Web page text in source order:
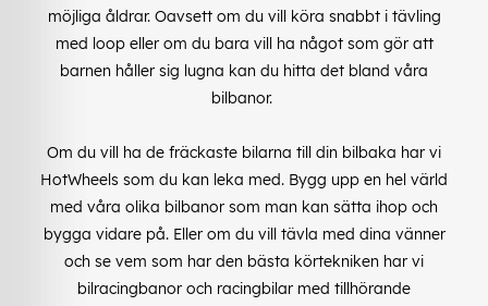
möjliga åldrar. Oavsett om du vill köra snabbt i tävling
med loop eller om du bara vill ha något som gör att
barnen håller sig lugna kan du hitta det bland våra
bilbanor.
Om du vill ha de fräckaste bilarna till din bilbaka har vi
HotWheels som du kan leka med. Bygg upp en hel värld
med våra olika bilbanor som man kan sätta ihop och
bygga vidare på. Eller om du vill tävla med dina vänner
och se vem som har den bästa körtekniken har vi
bilracingbanor och racingbilar med tillhörande